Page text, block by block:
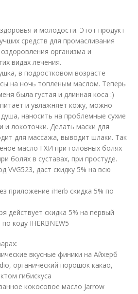
и молодости. Этот продукт
средств для промасливания
организма и
видах лечения.
в подростковом возрасте
на ночь топленым маслом. Теперь
была густая и длинная коса :)
и увлажняет кожу, можно
наносить на проблемные сухие
и локоточки. Делать маски для
для массажа, выводит шлаки. Так
масло ГХИ при головных болях
болях в суставах, при простуде.
VVG523, даст скидку 5% на всю
приложение iHerb скидка 5% по
действует скидка 5% на первый
коду IHERBNEW5
вкусные финики на Айхерб
органический порошок какао,
гибискуса
кокосовое масло Jarrow